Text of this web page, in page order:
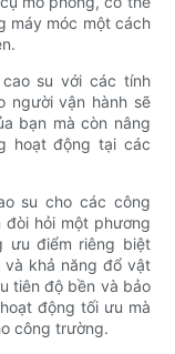
máy móc một cách
su với các tính
người vận hành sẽ
bạn mà còn nâng
hoạt động tại các
su cho các công
hỏi một phương
ưu điểm riêng biệt
và khả năng đổ vật
tiên độ bền và bảo
động tối ưu mà
công trường.